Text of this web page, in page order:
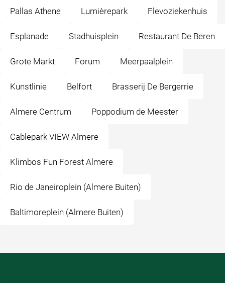
Pallas Athene Lumièrepark Flevoziekenhuis
Esplanade Stadhuisplein Restaurant De Beren
Grote Markt Forum Meerpaalplein
Kunstlinie Belfort Brasserij De Bergerrie
Almere Centrum Poppodium de Meester
Cablepark VIEW Almere
Klimbos Fun Forest Almere
Rio de Janeiroplein (Almere Buiten)
Baltimoreplein (Almere Buiten)